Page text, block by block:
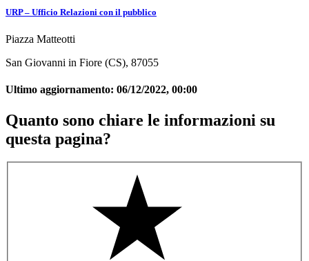
URP – Ufficio Relazioni con il pubblico
Piazza Matteotti
San Giovanni in Fiore (CS), 87055
Ultimo aggiornamento: 06/12/2022, 00:00
Quanto sono chiare le informazioni su
questa pagina?